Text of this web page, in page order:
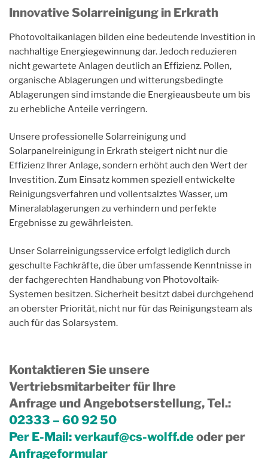
Innovative Solarreinigung in Erkrath
Photovoltaikanlagen bilden eine bedeutende Investition in
nachhaltige Energiegewinnung dar. Jedoch reduzieren
nicht gewartete Anlagen deutlich an Effizienz. Pollen,
organische Ablagerungen und witterungsbedingte
Ablagerungen sind imstande die Energieausbeute um bis
zu erhebliche Anteile verringern.
Unsere professionelle Solarreinigung und
Solarpanelreinigung in Erkrath steigert nicht nur die
Effizienz Ihrer Anlage, sondern erhöht auch den Wert der
Investition. Zum Einsatz kommen speziell entwickelte
Reinigungsverfahren und vollentsalztes Wasser, um
Mineralablagerungen zu verhindern und perfekte
Ergebnisse zu gewährleisten.
Unser Solarreinigungsservice erfolgt lediglich durch
geschulte Fachkräfte, die über umfassende Kenntnisse in
der fachgerechten Handhabung von Photovoltaik-
Systemen besitzen. Sicherheit besitzt dabei durchgehend
an oberster Priorität, nicht nur für das Reinigungsteam als
auch für das Solarsystem.
Kontaktieren Sie unsere
Vertriebsmitarbeiter für Ihre
Anfrage und Angebotserstellung, Tel.:
02333 – 60 92 50
Per E-Mail:verkauf@cs-wolff.deoder per
Anfrageformular